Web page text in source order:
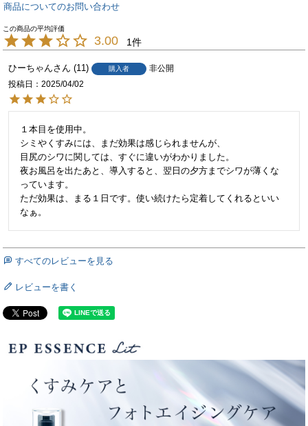
商品についてのお問い合わせ
3.00 1
ひーちゃん 11 購入者
非公開
投稿日
2025/04/02
１本目を使用中。
シミやくすみには、まだ効果は感じられませんが、
目尻のシワに関しては、すぐに違いがわかりました。
夜お風呂を出たあと、導入すると、翌日の夕方までシワが薄くな
っています。
ただ効果は、まる１日です。使い続けたら定着してくれるといい
なぁ。
すべてのレビューを見る
レビューを書く